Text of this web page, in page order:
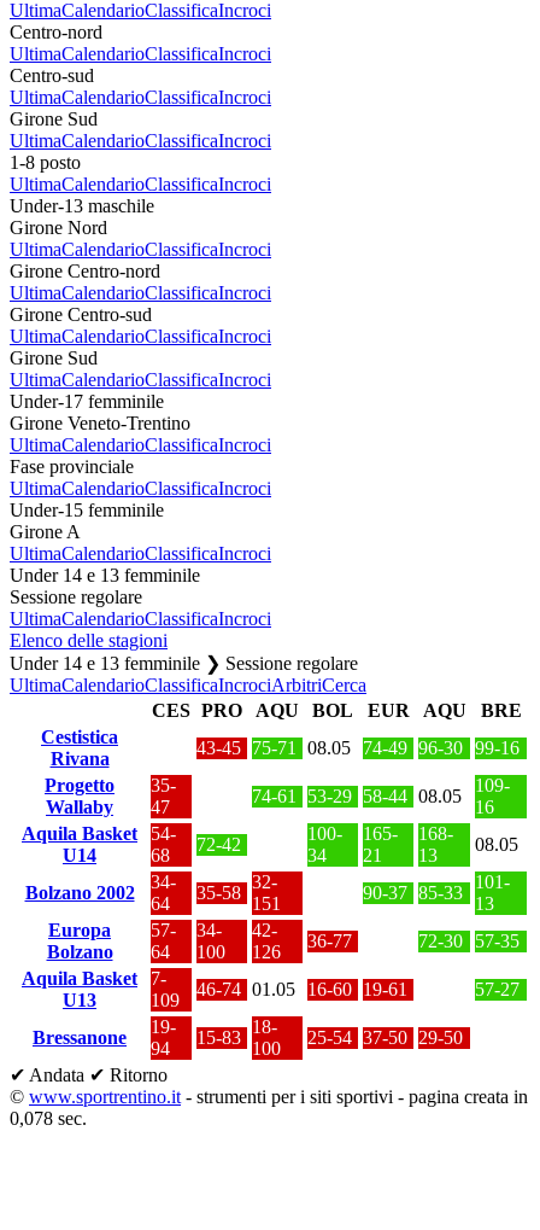
UltimaCalendarioClassificaIncroci
Centro-nord
UltimaCalendarioClassificaIncroci
Centro-sud
UltimaCalendarioClassificaIncroci
Girone Sud
UltimaCalendarioClassificaIncroci
1-8 posto
UltimaCalendarioClassificaIncroci
Under-13 maschile
Girone Nord
UltimaCalendarioClassificaIncroci
Girone Centro-nord
UltimaCalendarioClassificaIncroci
Girone Centro-sud
UltimaCalendarioClassificaIncroci
Girone Sud
UltimaCalendarioClassificaIncroci
Under-17 femminile
Girone Veneto-Trentino
UltimaCalendarioClassificaIncroci
Fase provinciale
UltimaCalendarioClassificaIncroci
Under-15 femminile
Girone A
UltimaCalendarioClassificaIncroci
Under 14 e 13 femminile
Sessione regolare
UltimaCalendarioClassificaIncroci
Elenco delle stagioni
Under 14 e 13 femminile ❯ Sessione regolare
UltimaCalendarioClassificaIncrociArbitriCerca
CES PRO AQU BOL EUR AQU
BRE
Cestistica
Rivana
43-45 75-71 08.05 74-49 96-30 99-16
Progetto
Wallaby
35-
47
74-61 53-29 58-44 08.05
109-
16
Aquila Basket
U14
54-
68
72-42
100-
34
165-
21
168-
13
08.05
Bolzano 2002
34-
64
35-58
32-
151
90-37 85-33
101-
13
Europa
Bolzano
57-
64
34-
100
42-
126
36-77 72-30
57-35
Aquila Basket
U13
7-
109
46-74 01.05 16-60 19-61 57-27
Bressanone
19-
94
15-83
18-
100
25-54 37-50 29-50
✔ Andata ✔ Ritorno
© www.sportrentino.it - strumenti per i siti sportivi - pagina creata in
0,078 sec.